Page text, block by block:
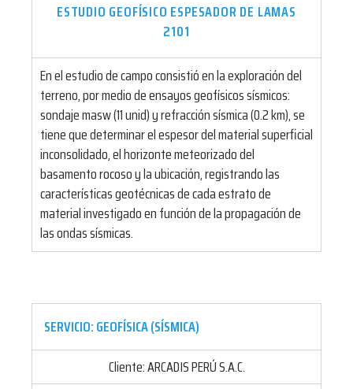
ESTUDIO GEOFÍSICO ESPESADOR DE LAMAS
2101
En el estudio de campo consistió en la exploración del
terreno, por medio de ensayos geofísicos sísmicos:
sondaje masw (11 unid) y refracción sísmica (0.2 km), se
tiene que determinar el espesor del material superficial
inconsolidado, el horizonte meteorizado del
basamento rocoso y la ubicación, registrando las
características geotécnicas de cada estrato de
material investigado en función de la propagación de
las ondas sísmicas.
SERVICIO: GEOFÍSICA (SÍSMICA)
Cliente: ARCADIS PERÚ S.A.C.